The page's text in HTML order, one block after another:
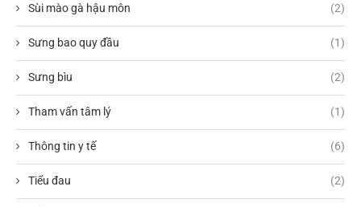
Sùi mào gà hậu môn (2)
Sưng bao quy đầu (1)
Sưng bìu (2)
Tham vấn tâm lý (1)
Thông tin y tế (6)
Tiểu đau (2)